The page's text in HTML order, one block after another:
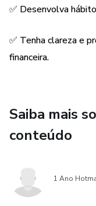
você.
E o melhor: cada
aplicar
primeira semana.
📖 Uma síntese
✅ Desenvolva
✅ Tenha clareza e
financeira.
Saiba mais
conteúdo
1 Ano